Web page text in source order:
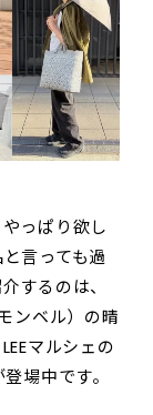
っぱり欲し
言っても過
するのは、
ンベル）の晴
マルシェの
場中です。